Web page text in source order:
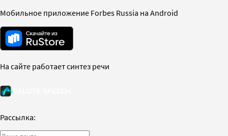
Мобильное приложение Forbes Russia на Android
На сайте работает синтез речи
Рассылка: